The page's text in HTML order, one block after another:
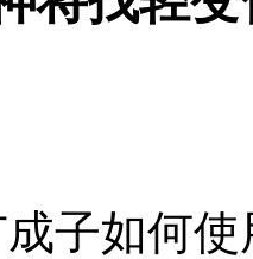
子如何